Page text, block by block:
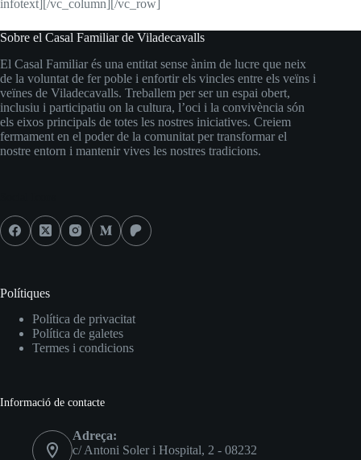
infotext][/vc_column][/vc_row]
Sobre el Casal Familiar de Viladecavalls
El Casal Familiar és una entitat sense ànim de lucre que neix
de la voluntat de fer poble i enfortir els vincles entre els veïns i
veïnes de Viladecavalls. Treballem per ser un espai obert,
inclusiu i participatiu on la cultura, l’oci i la convivència són
els eixos principals de totes les nostres iniciatives. Creiem
fermament en el poder de la comunitat per transformar el
nostre entorn i mantenir vives les nostres tradicions.
Polítiques
Política de privacitat
Política de galetes
Termes i condicions
Informació de contacte
Adreça:
c/ Antoni Soler i Hospital, 2 - 08232